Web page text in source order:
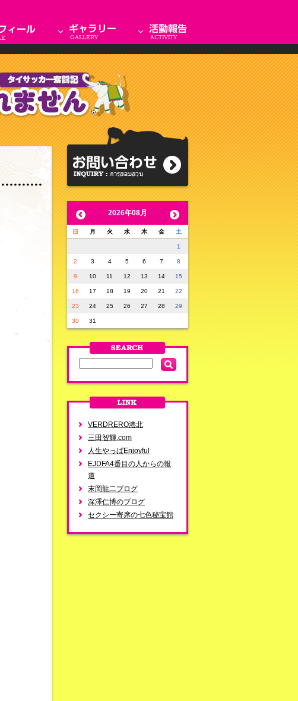
2026年08月
日 月 火 水 木 金 土
1
2 3 4 5 6 7 8
9 10 11 12 13 14 15
16 17 18 19 20 21 22
23 24 25 26 27 28 29
30 31
VERDRERO港北
三田智輝.com
人生やっぱEnjoyful
EJDFA4番目の人からの報
道
末岡龍二ブログ
深澤仁博のブログ
セクシー寄席の七色秘宝館